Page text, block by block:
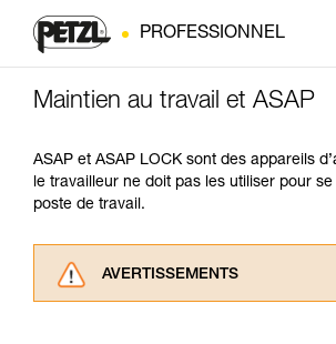
PROFESSIONNEL
Maintien au travail et ASAP
ASAP et ASAP LOCK sont des appareils
le travailleur ne doit pas les utiliser pour
poste de travail.
AVERTISSEMENTS